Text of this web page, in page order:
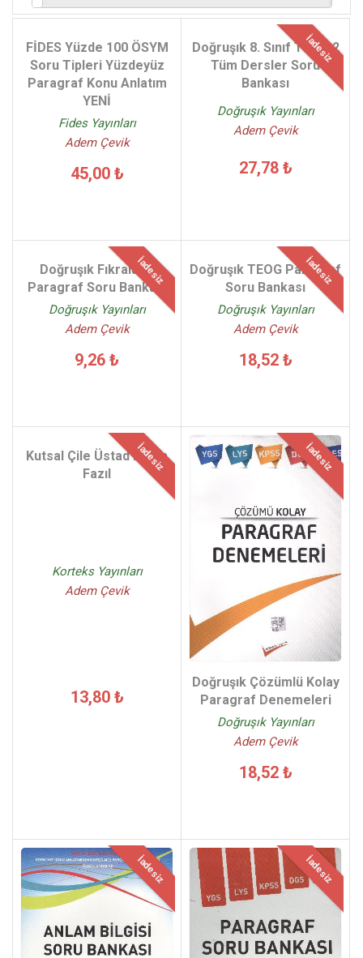
FİDES Yüzde 100 ÖSYM
Soru Tipleri Yüzdeyüz
Paragraf Konu Anlatım
YENİ
Fides Yayınları
Adem Çevik
45,00 ₺
İadesiz
Doğruşık 8. Sınıf TEOG 2
Tüm Dersler Soru
Bankası
Doğruşık Yayınları
Adem Çevik
27,78 ₺
İadesiz
Doğruşık Fıkralarla
Paragraf Soru Bankası
Doğruşık Yayınları
Adem Çevik
9,26 ₺
İadesiz
Doğruşık TEOG Paragraf
Soru Bankası
Doğruşık Yayınları
Adem Çevik
18,52 ₺
İadesiz
Kutsal Çile Üstad Necip
Fazıl
Korteks Yayınları
Adem Çevik
13,80 ₺
İadesiz
Doğruşık Çözümlü Kolay
Paragraf Denemeleri
Doğruşık Yayınları
Adem Çevik
18,52 ₺
İadesiz İadesiz